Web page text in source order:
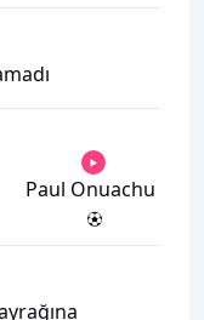
Paul Onuachu